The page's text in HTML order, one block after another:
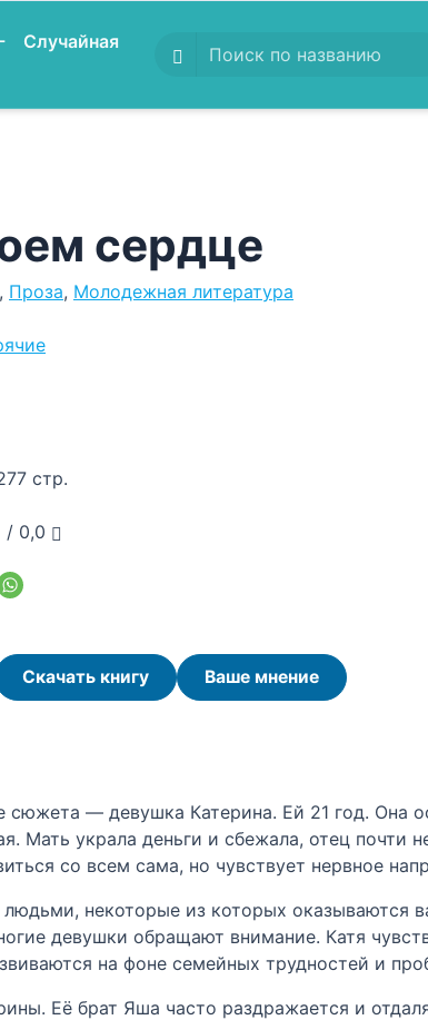
Случайная
сердце
, Проза, Молодежная литература
стр.
/ 0,0
Скачать книгу Ваше мнение
— девушка Катерина. Ей 21 год. Она
украла деньги и сбежала, отец почти
со всем сама, но чувствует нервное
людьми, некоторые из которых
девушки обращают внимание. Катя
на фоне семейных трудностей и
Её брат Яша часто раздражается и